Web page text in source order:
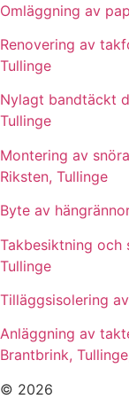
Omläggning av
Renovering av
Tullinge
Nylagt bandtäckt
Tullinge
Montering av
Riksten, Tullinge
Byte av
Takbesiktning och
Tullinge
Tilläggsisolering
Anläggning av
Brantbrink,
© 2026